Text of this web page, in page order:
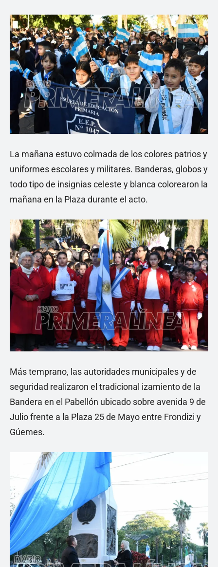
La mañana estuvo colmada de los colores patrios y
uniformes escolares y militares. Banderas, globos y
todo tipo de insignias celeste y blanca colorearon la
mañana en la Plaza durante el acto.
Más temprano, las autoridades municipales y de
seguridad realizaron el tradicional izamiento de la
Bandera en el Pabellón ubicado sobre avenida 9 de
Julio frente a la Plaza 25 de Mayo entre Frondizi y
Gúemes.